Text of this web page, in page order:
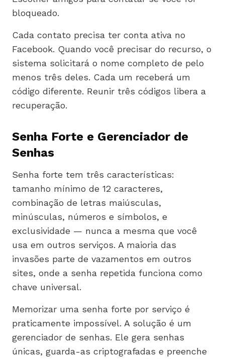
bloqueado.
Cada contato precisa ter conta ativa no
Facebook. Quando você precisar do recurso, o
sistema solicitará o nome completo de pelo
menos três deles. Cada um receberá um
código diferente. Reunir três códigos libera a
recuperação.
Senha Forte e Gerenciador de
Senhas
Senha forte tem três características:
tamanho mínimo de 12 caracteres,
combinação de letras maiúsculas,
minúsculas, números e símbolos, e
exclusividade — nunca a mesma que você
usa em outros serviços. A maioria das
invasões parte de vazamentos em outros
sites, onde a senha repetida funciona como
chave universal.
Memorizar uma senha forte por serviço é
praticamente impossível. A solução é um
gerenciador de senhas. Ele gera senhas
únicas, guarda-as criptografadas e preenche